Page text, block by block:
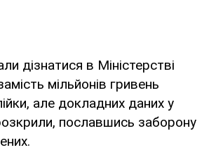
дізнатися в Міністерстві
мільйонів гривень
але докладних даних у
пославшись заборону